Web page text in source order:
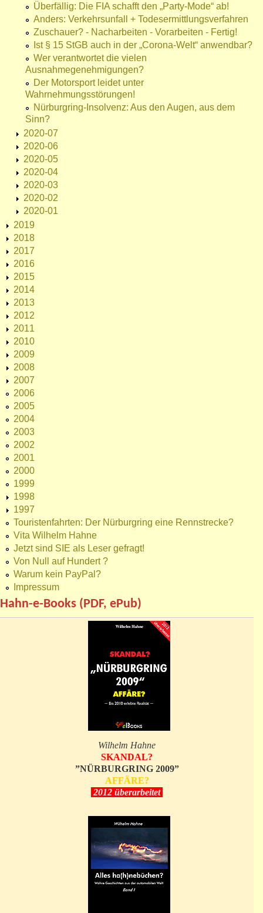
Überfällig: Die FIA schafft den „Party-Mode“ ab!
Anders: Verkehrsunfall + Todesermittlungsverfahren
Zuschauer? - Nacharbeiten - Vorarbeiten - Fertig!
Ist § 15 StGB auch in der „Corona-Welt“ anwendbar?
Wer verantwortet die vielen
Ausnahmegenehmigungen?
Der Motorsport leidet unter
Wahrnehmungsstörungen!
Nürburgring-Insolvenz: Aus den Augen, aus dem
Sinn?
2020-07
2020-06
2020-05
2020-04
2020-03
2020-02
2020-01
2019
2018
2017
2016
2015
2014
2013
2012
2011
2010
2009
2008
2007
2006
2005
2004
2003
2002
2001
2000
1999
1998
1997
Touristenfahrten: Der Nürburgring eine Rennstrecke?
Vita Wilhelm Hahne
Jetzt sind SIE als Leser gefragt!
Von Null auf Hundert ?
Warum kein PayPal?
Impressum
Hahn-e-Books (PDF, ePub)
Wilhelm Hahne
SKANDAL?
”NÜRBURGRING 2009”
AFFÄRE?
2012 überarbeitet